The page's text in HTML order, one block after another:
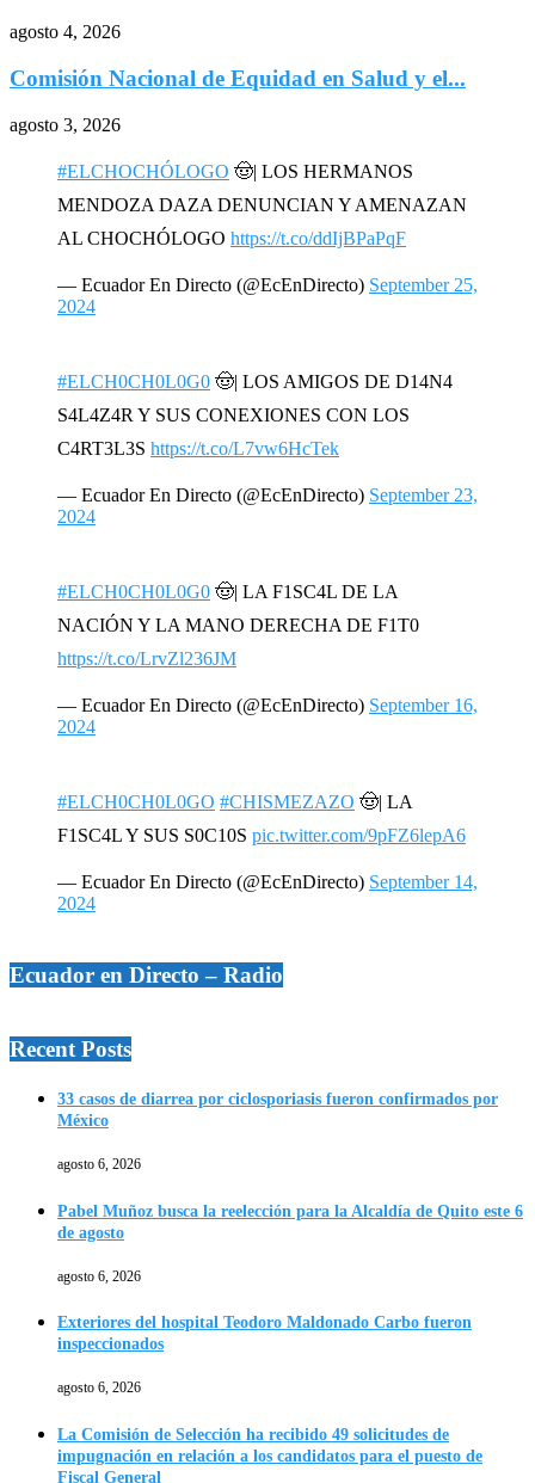
agosto 4, 2026
Comisión Nacional de Equidad en Salud y el...
agosto 3, 2026
#ELCHOCHÓLOGO 🤠| LOS HERMANOS
MENDOZA DAZA DENUNCIAN Y AMENAZAN
AL CHOCHÓLOGO https://t.co/ddIjBPaPqF
— Ecuador En Directo (@EcEnDirecto) September 25,
2024
#ELCH0CH0L0G0 🤠| LOS AMIGOS DE D14N4
S4L4Z4R Y SUS CONEXIONES CON LOS
C4RT3L3S https://t.co/L7vw6HcTek
— Ecuador En Directo (@EcEnDirecto) September 23,
2024
#ELCH0CH0L0G0 🤠| LA F1SC4L DE LA
NACIÓN Y LA MANO DERECHA DE F1T0
https://t.co/LrvZl236JM
— Ecuador En Directo (@EcEnDirecto) September 16,
2024
#ELCH0CH0L0GO #CHISMEZAZO 🤠| LA
F1SC4L Y SUS S0C10S pic.twitter.com/9pFZ6lepA6
— Ecuador En Directo (@EcEnDirecto) September 14,
2024
Ecuador en Directo – Radio
Recent Posts
33 casos de diarrea por ciclosporiasis fueron confirmados por
México
agosto 6, 2026
Pabel Muñoz busca la reelección para la Alcaldía de Quito este 6
de agosto
agosto 6, 2026
Exteriores del hospital Teodoro Maldonado Carbo fueron
inspeccionados
agosto 6, 2026
La Comisión de Selección ha recibido 49 solicitudes de
impugnación en relación a los candidatos para el puesto de
Fiscal General